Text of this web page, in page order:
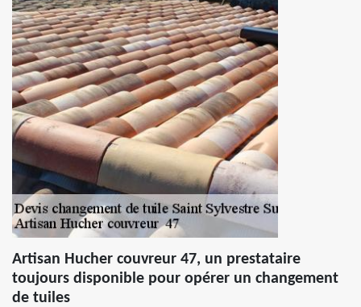
Artisan Hucher couvreur 47, un prestataire
toujours disponible pour opérer un changement
de tuiles